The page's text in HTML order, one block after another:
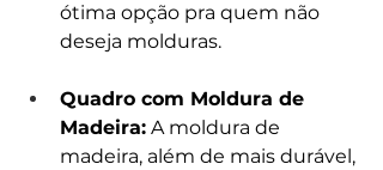
ótima opção pra quem não
deseja molduras.
Quadro com Moldura de
Madeira: A moldura de
madeira, além de mais durável,